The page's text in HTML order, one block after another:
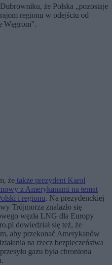
że Polska „pozostaje
regionu w odejściu od
Węgrom”.
że także prezydent Karol
z Amerykanami na temat
i regionu. Na prezydenckiej
Trójmorza znalazło się
węzła LNG dla Europy
dowiedział się też, że
aby przekonać Amerykanów
na rzecz bezpieczeństwa
gazu była chroniona